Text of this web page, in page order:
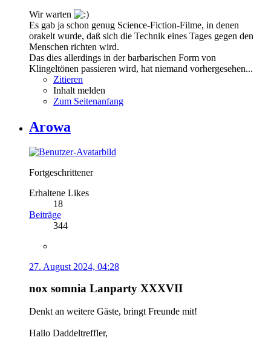
Wir warten
Es gab ja schon genug Science-Fiction-Filme, in denen
orakelt wurde, daß sich die Technik eines Tages gegen den
Menschen richten wird.
Das dies allerdings in der barbarischen Form von
Klingeltönen passieren wird, hat niemand vorhergesehen...
Zitieren
Inhalt melden
Zum Seitenanfang
Arowa
Fortgeschrittener
Erhaltene Likes
18
Beiträge
344
27. August 2024, 04:28
nox somnia Lanparty XXXVII
Denkt an weitere Gäste, bringt Freunde mit!
Hallo Daddeltreffler,